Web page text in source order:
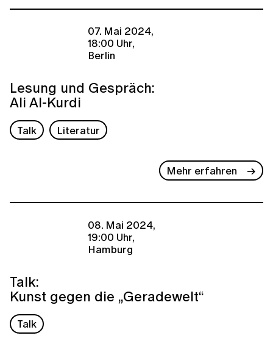
07. Mai 2024,
18:00 Uhr,
Berlin
Lesung und Gespräch:
Ali Al-Kurdi
Talk Literatur
Mehr erfahren
08. Mai 2024,
19:00 Uhr,
Hamburg
Talk:
Kunst gegen die „Geradewelt“
Talk